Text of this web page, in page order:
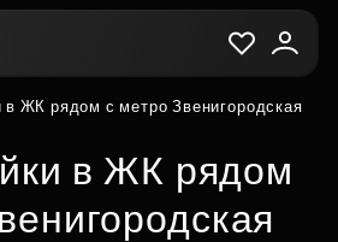
в ЖК рядом с метро Звенигородская
в ЖК рядом